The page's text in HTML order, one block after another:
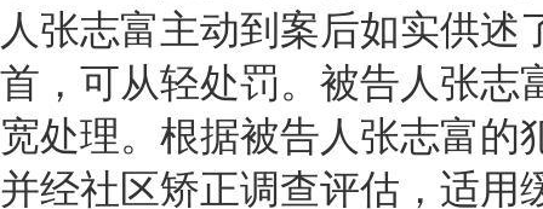
人张志富主动到案后如实供述
首，可从轻处罚。被告人张志
宽处理。根据被告人张志富的
并经社区矫正调查评估，适用